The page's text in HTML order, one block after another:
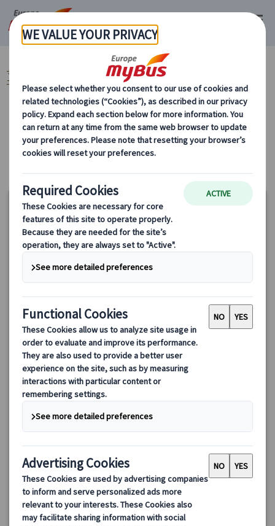
マイバス・ヨーロッパ イギリス (48) ロンドン (48)
エンタメツアー (2)
パブ体験 (1)
カテゴリーから探す
ロンドン 体験・エンタメツアー パブ体験
ロンドン発｜夜のウエストエンド、コベントガーデン散策と英
国パブ2軒体験ツアー
ロンドン夜のウエストエンドとコベントガーデンを日本語アテン
ツアー。パブ文化の注文方法も学べる安心プラン。初めての方に
57.00 GBP
日・月・水曜日(3/28を除く)
約2時間30分